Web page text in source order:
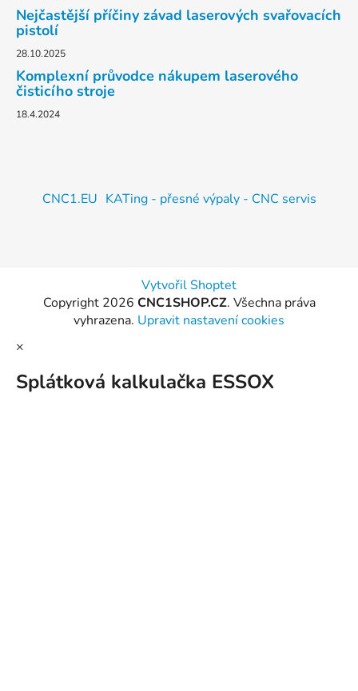
Nejčastější příčiny závad laserových svařovacích
pistolí
28.10.2025
Komplexní průvodce nákupem laserového
čisticího stroje
18.4.2024
CNC1.EU KATing - přesné výpaly - CNC servis
Vytvořil Shoptet
Copyright 2026 CNC1SHOP.CZ. Všechna práva
vyhrazena. Upravit nastavení cookies
×
Splátková kalkulačka ESSOX